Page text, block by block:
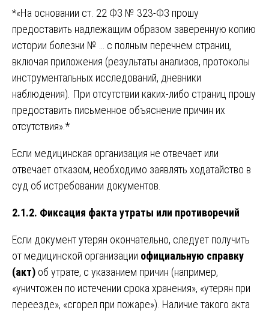
*«На основании ст. 22 ФЗ № 323-ФЗ прошу
предоставить надлежащим образом заверенную копию
истории болезни № … с полным перечнем страниц,
включая приложения (результаты анализов, протоколы
инструментальных исследований, дневники
наблюдения). При отсутствии каких-либо страниц прошу
предоставить письменное объяснение причин их
отсутствия».*
Если медицинская организация не отвечает или
отвечает отказом, необходимо заявлять ходатайство в
суд об истребовании документов.
2.1.2. Фиксация факта утраты или противоречий
Если документ утерян окончательно, следует получить
от медицинской организации официальную справку
(акт) об утрате, с указанием причин (например,
«уничтожен по истечении срока хранения», «утерян при
переезде», «сгорел при пожаре»). Наличие такого акта